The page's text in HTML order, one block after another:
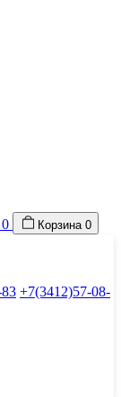
0 Корзина 0
+7(3412)57-08-